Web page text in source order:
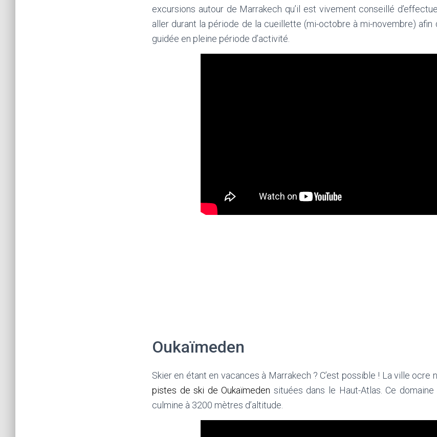
excursions autour de Marrakech qu’il est vivement conseillé
aller durant la période de la cueillette (mi-octobre à mi-novembre) afin
guidée en pleine période d’activité.
Oukaïmeden
Skier en étant en vacances à Marrakech ? C’est possible ! La ville ocre
pistes de ski de Oukaïmeden situées dans le Haut-Atlas. Ce
culmine à 3200 mètres d’altitude.